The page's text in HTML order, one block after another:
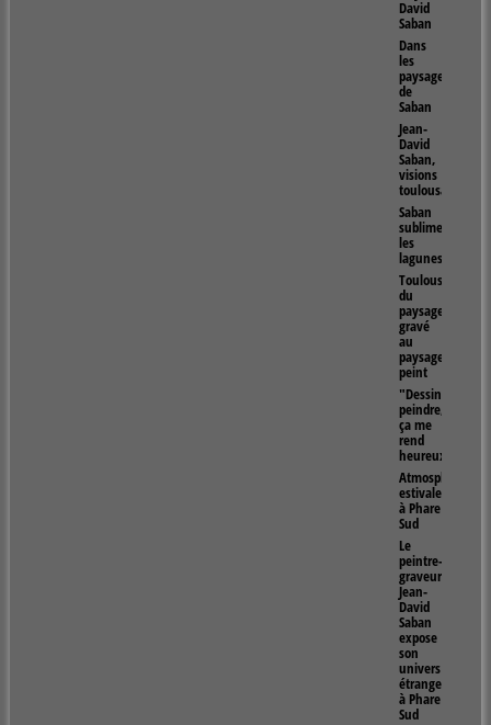
David
Saban
Dans
les
paysages
de
Saban
Jean-
David
Saban,
visions
toulousaines
Saban
sublime
les
lagunes
Toulouse,
du
paysage
gravé
au
paysage
peint
"Dessiner,
peindre,
ça me
rend
heureux"
Atmosphères
estivales
à Phare
Sud
Le
peintre-
graveur
Jean-
David
Saban
expose
son
univers
étrange
à Phare
Sud